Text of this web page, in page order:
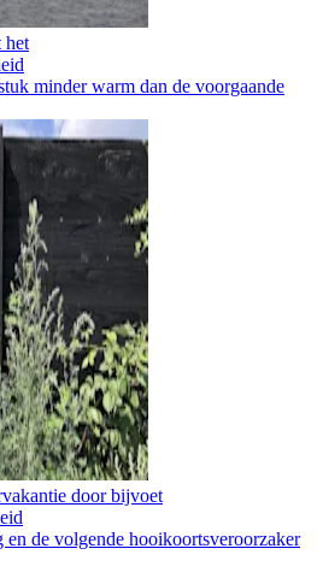
het
minder warm dan de voorgaande
door bijvoet
en de volgende hooikoortsveroorzaker